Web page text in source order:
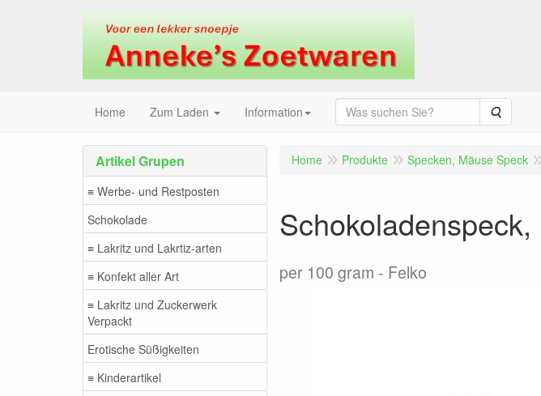
Home Zum Laden Information Suche
Artikel Grupen
≡ Werbe- und Restposten
Schokolade
≡ Lakritz und Lakrtiz-arten
≡ Konfekt aller Art
≡ Lakritz und Zuckerwerk
Verpackt
Erotische Süßigkeiten
≡ Kinderartikel
Home Produkte Specken, Mäuse Speck
per 100 gram Felko